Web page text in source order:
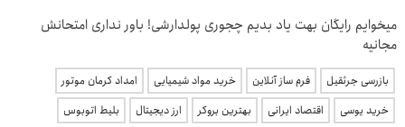
میخوایم رایگان بهت یاد بدیم چجوری پولدارشی! باور نداری امتحانش
مجانیه
بازرسی جرثقیل فرم ساز آنلاین خرید مواد شیمیایی
امداد کرمان موتور
خرید یوسی
اقتصاد ایرانی بهترین بروکر ارز دیجیتال بلیط اتوبوس